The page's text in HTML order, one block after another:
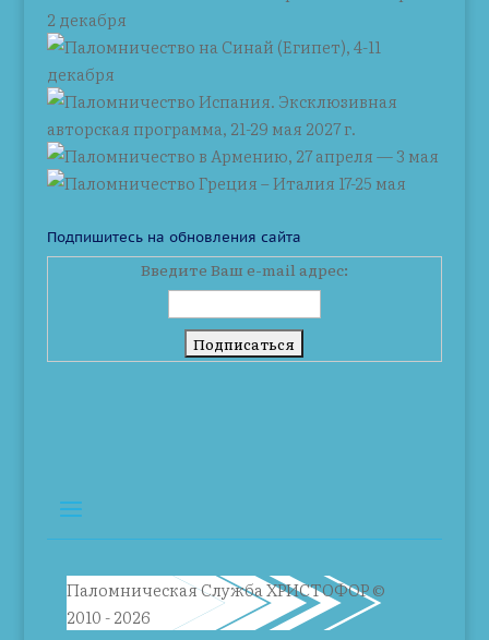
Подпишитесь на обновления сайта
Введите Ваш e-mail адрес:
Паломническая Служба ХРИСТОФОР ©
2010 - 2026